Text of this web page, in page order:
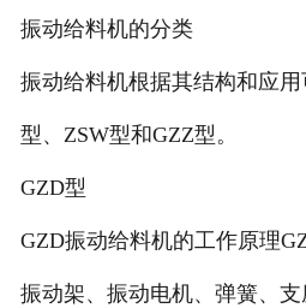
振动给料机的分类
振动给料机根据其结构和应
型、ZSW型和GZZ型。
GZD型
GZD振动给料机的工作原理
振动架、振动电机、弹簧、